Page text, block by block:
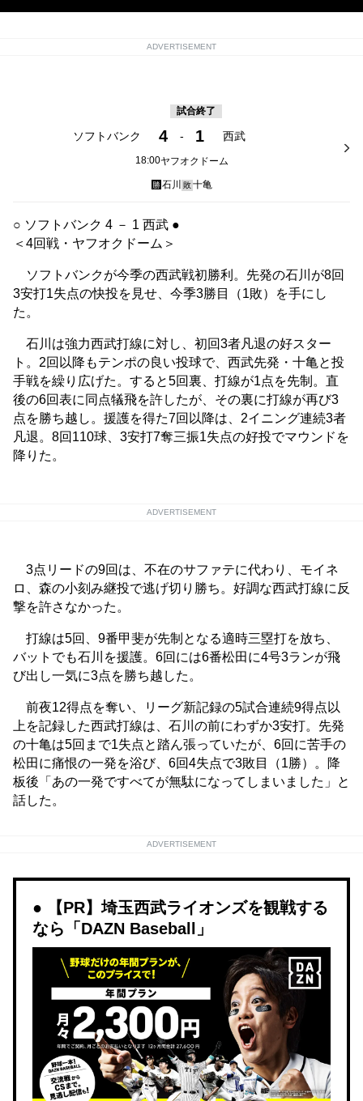
ADVERTISEMENT
試合終了
ソフトバンク 4 - 1 西武
18:00ヤフオクドーム
勝石川 敗十亀
○ ソフトバンク 4 － 1 西武 ●
＜4回戦・ヤフオクドーム＞
ソフトバンクが今季の西武戦初勝利。先発の石川が8回
3安打1失点の快投を見せ、今季3勝目（1敗）を手にし
た。
石川は強力西武打線に対し、初回3者凡退の好スター
ト。2回以降もテンポの良い投球で、西武先発・十亀と投
手戦を繰り広げた。すると5回裏、打線が1点を先制。直
後の6回表に同点犠飛を許したが、その裏に打線が再び3
点を勝ち越し。援護を得た7回以降は、2イニング連続3者
凡退。8回110球、3安打7奪三振1失点の好投でマウンドを
降りた。
ADVERTISEMENT
3点リードの9回は、不在のサファテに代わり、モイネ
ロ、森の小刻み継投で逃げ切り勝ち。好調な西武打線に反
撃を許さなかった。
打線は5回、9番甲斐が先制となる適時三塁打を放ち、
バットでも石川を援護。6回には6番松田に4号3ランが飛
び出し一気に3点を勝ち越した。
前夜12得点を奪い、リーグ新記録の5試合連続9得点以
上を記録した西武打線は、石川の前にわずか3安打。先発
の十亀は5回まで1失点と踏ん張っていたが、6回に苦手の
松田に痛恨の一発を浴び、6回4失点で3敗目（1勝）。降
板後「あの一発ですべてが無駄になってしまいました」と
話した。
ADVERTISEMENT
【PR】埼玉西武ライオンズを観戦する
なら「DAZN Baseball」